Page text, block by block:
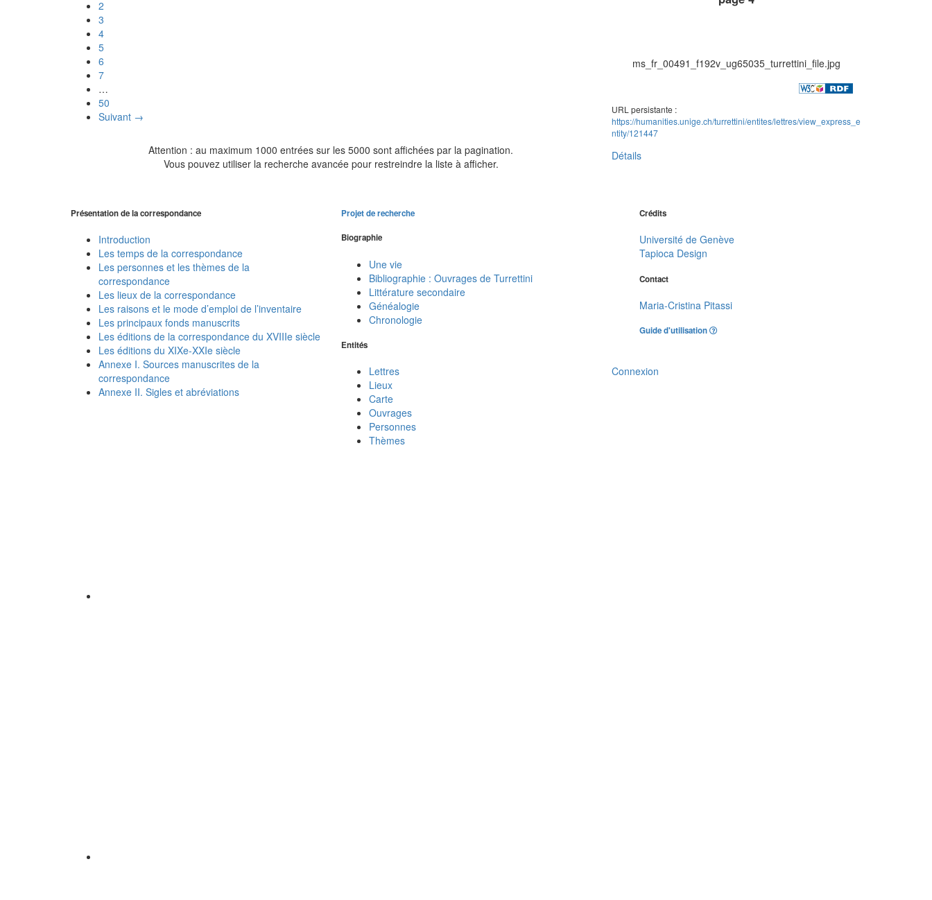
2
3
4
5
6
7
…
50
Suivant →
Attention : au maximum 1000 entrées sur les 5000 sont affichées par la pagination.
Vous pouvez utiliser la recherche avancée pour restreindre la liste à afficher.
ms_fr_00491_f192v_ug65035_turrettini_file.jpg
URL persistante :
https://humanities.unige.ch/turrettini/entites/lettres/view_express_e
ntity/121447
Détails
Présentation de la correspondance
Introduction
Les temps de la correspondance
Les personnes et les thèmes de la
correspondance
Les lieux de la correspondance
Les raisons et le mode d’emploi de l’inventaire
Les principaux fonds manuscrits
Les éditions de la correspondance du XVIIIe siècle
Les éditions du XIXe-XXIe siècle
Annexe I. Sources manuscrites de la
correspondance
Annexe II. Sigles et abréviations
Projet de recherche
Biographie
Une vie
Bibliographie : Ouvrages de Turrettini
Littérature secondaire
Généalogie
Chronologie
Entités
Lettres
Lieux
Carte
Ouvrages
Personnes
Thèmes
Crédits
Université de Genève
Tapioca Design
Contact
Maria-Cristina Pitassi
Guide d'utilisation
Connexion